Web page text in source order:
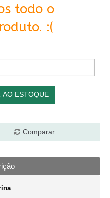
todo o
:(
AO ESTOQUE
Comparar